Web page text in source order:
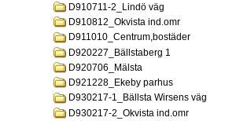
D910711-2_Lindö väg
D910812_Okvista ind.omr
D911010_Centrum,bostäder
D920227_Bällstaberg 1
D920706_Mälsta
D921228_Ekeby parhus
D930217-1_Bällsta Wirsens väg
D930217-2_Okvista ind.omr